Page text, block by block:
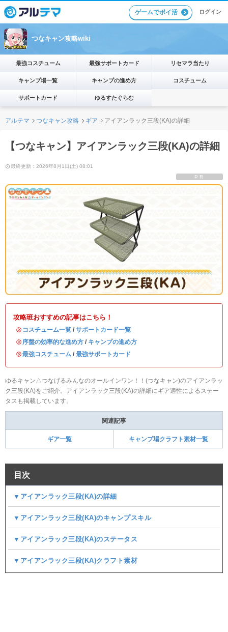
ゲームでポイ活 ログイン
つなキャン攻略wiki
最強コスチューム 最強サポートカード リセマラ当たり
キャンプ場一覧 キャンプの進め方 コスチューム
サポートカード ゆるすたぐらむ
アルテマ つなキャン攻略 ギア アイアンラック三段(KA)の詳細
【つなキャン】アイアンラック三段(KA)の詳細
最終更新：2026年8月1日(土) 08:01
PR
攻略班おすすめの記事はこちら！
・ コスチューム一覧 / サポートカード一覧
・ 序盤の効率的な進め方 / キャンプの進め方
・最強コスチューム / 最強サポートカード
ゆるキャン△つなげるみんなのオールインワン！！(つなキャン)のアイアンラッ
ク三段(KA)をご紹介。アイアンラック三段(KA)の詳細にギア適性によるステー
タスも掲載しています。
関連記事
ギア一覧 キャンプ場クラフト素材一覧
目次
▼アイアンラック三段(KA)の詳細
▼アイアンラック三段(KA)のキャンプスキル
▼アイアンラック三段(KA)のステータス
▼アイアンラック三段(KA)クラフト素材